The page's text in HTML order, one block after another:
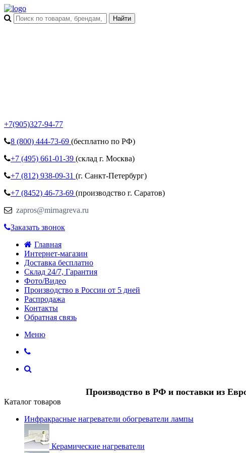
+7(905)327-94-77
8 (800) 444-73-69 (бесплатно по РФ)
+7 (495) 661-01-39 (склад г. Москва)
+7 (812) 938-09-31 (г. Санкт-Петербург)
+7 (8452) 46-73-69 (производство г. Саратов)
zapros@mirnagreva.ru
Заказать звонок
Главная
Интернет-магазин
Доставка бесплатно
Склад 24/7, Гарантия
Фото/Видео
Производство в России от 5 дней
Распродажа
Контакты
Обратная связь
Меню
Производство в РФ и поставки из
Каталог товаров
Инфракрасные нагреватели обогреватели лампы
Керамические нагреватели